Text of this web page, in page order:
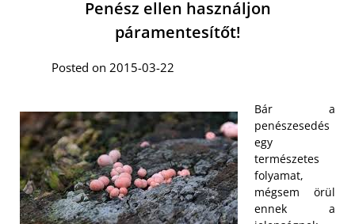
Penész ellen használjon
páramentesítőt!
Posted on 2015-03-22
Bár a
penészesedés
egy
természetes
folyamat,
mégsem örül
ennek a